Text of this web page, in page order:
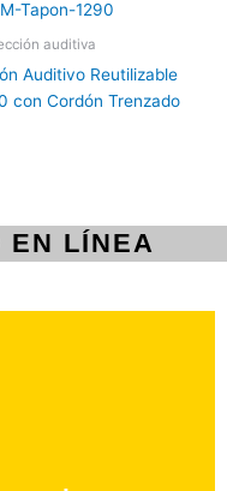
auditiva
Auditivo Reutilizable
con Cordón Trenzado
EN LÍNEA